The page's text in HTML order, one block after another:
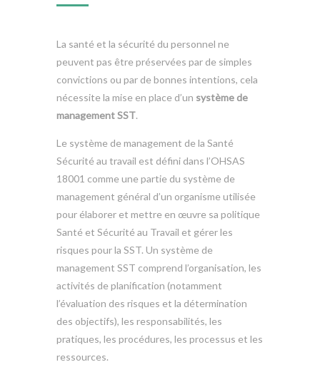
La santé et la sécurité du personnel ne
peuvent pas être préservées par de simples
convictions ou par de bonnes intentions, cela
nécessite la mise en place d’un système de
management SST.
Le système de management de la Santé
Sécurité au travail est défini dans l’OHSAS
18001 comme une partie du système de
management général d’un organisme utilisée
pour élaborer et mettre en œuvre sa politique
Santé et Sécurité au Travail et gérer les
risques pour la SST. Un système de
management SST comprend l’organisation, les
activités de planification (notamment
l’évaluation des risques et la détermination
des objectifs), les responsabilités, les
pratiques, les procédures, les processus et les
ressources.